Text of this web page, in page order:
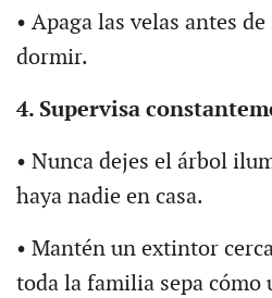
• Apaga las velas antes
dormir.
4. Supervisa
• Nunca dejes el árbol
haya nadie en casa.
• Mantén un extintor
toda la familia sepa cómo